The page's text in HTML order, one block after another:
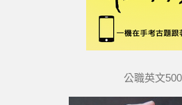
公職英文